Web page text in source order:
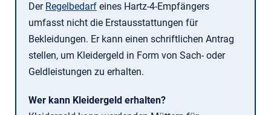
Der Regelbedarf eines Hartz-4-Empfängers
umfasst nicht die Erstausstattungen für
Bekleidungen. Er kann einen schriftlichen Antrag
stellen, um Kleidergeld in Form von Sach- oder
Geldleistungen zu erhalten.
Wer kann Kleidergeld erhalten?